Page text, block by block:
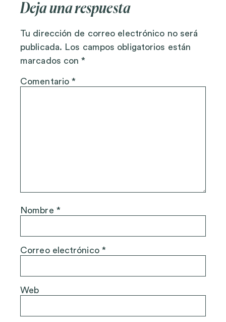
Deja una respuesta
Tu dirección de correo electrónico no será
publicada. Los campos obligatorios están
marcados con*
Comentario*
Nombre *
Correo electrónico *
Web